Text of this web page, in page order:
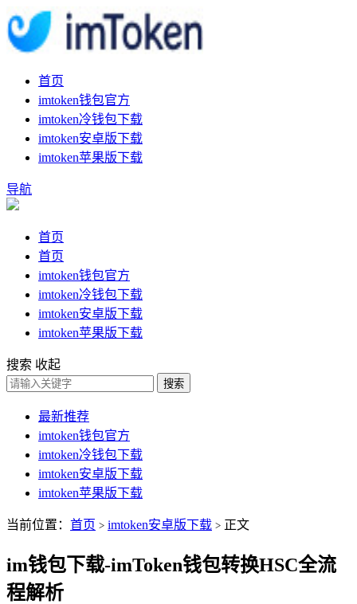
首页
imtoken钱包官方
imtoken冷钱包下载
imtoken安卓版下载
imtoken苹果版下载
导航
首页
首页
imtoken钱包官方
imtoken冷钱包下载
imtoken安卓版下载
imtoken苹果版下载
搜索 收起
搜索
最新推荐
imtoken钱包官方
imtoken冷钱包下载
imtoken安卓版下载
imtoken苹果版下载
当前位置： 首页 > imtoken安卓版下载 > 正文
im钱包下载-imToken钱包转换HSC全流
程解析